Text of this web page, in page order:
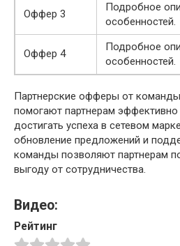
Оффер 3
Подробное
особенностей.
Оффер 4
Подробное
особенностей.
Партнерские офферы от
помогают партнерам эффективно
достигать успеха в сетевом
обновление предложений и
команды позволяют партнерам
выгоду от сотрудничества.
Видео:
Рейтинг